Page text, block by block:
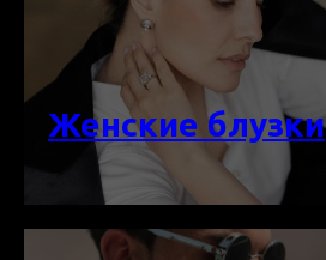
Женские блузки